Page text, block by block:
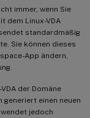
immer, wenn Sie
dem Linux-VDA
standardmäßig
Sie können dieses
App ändern,
der Domäne
einen neuen
jedoch